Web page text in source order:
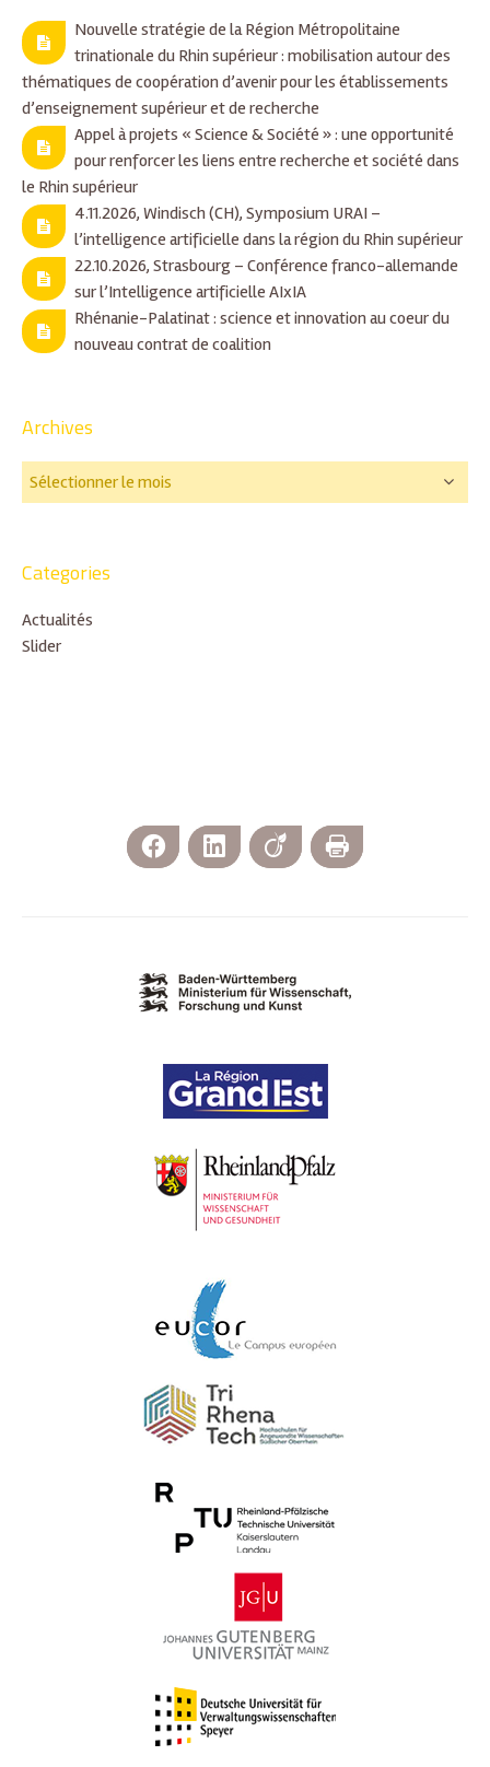
Nouvelle stratégie de la Région Métropolitaine
trinationale du Rhin supérieur : mobilisation autour des
thématiques de coopération d’avenir pour les établissements
d’enseignement supérieur et de recherche
Appel à projets « Science & Société » : une opportunité
pour renforcer les liens entre recherche et société dans
le Rhin supérieur
4.11.2026, Windisch (CH), Symposium URAI –
l’intelligence artificielle dans la région du Rhin supérieur
22.10.2026, Strasbourg – Conférence franco-allemande
sur l’Intelligence artificielle AIxIA
Rhénanie-Palatinat : science et innovation au coeur du
nouveau contrat de coalition
Archives
Categories
Actualités
Slider
Facebook LinkedIn Viadeo